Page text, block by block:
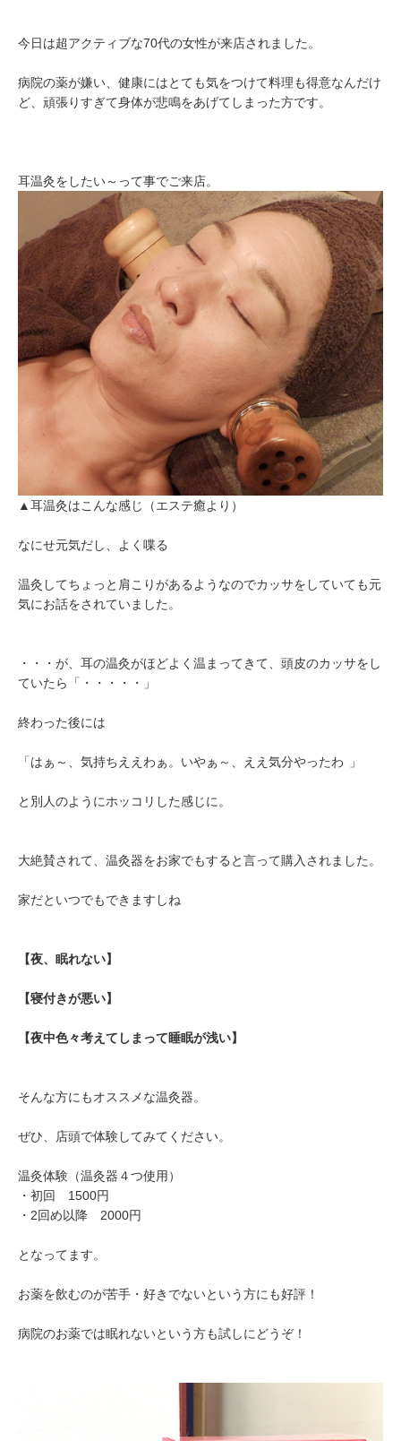
今日は超アクティブな70代の女性が来店されました。
病院の薬が嫌い、健康にはとても気をつけて料理も得意なんだけ
ど、頑張りすぎて身体が悲鳴をあげてしまった方です。
耳温灸をしたい～って事でご来店。
▲耳温灸はこんな感じ（エステ癒より）
なにせ元気だし、よく喋る
温灸してちょっと肩こりがあるようなのでカッサをしていても元
気にお話をされていました。
・・・が、耳の温灸がほどよく温まってきて、頭皮のカッサをし
ていたら「・・・・・」
終わった後には
「はぁ～、気持ちええわぁ。いやぁ～、ええ気分やったわ 」
と別人のようにホッコリした感じに。
大絶賛されて、温灸器をお家でもすると言って購入されました。
家だといつでもできますしね
【夜、眠れない】
【寝付きが悪い】
【夜中色々考えてしまって睡眠が浅い】
そんな方にもオススメな温灸器。
ぜひ、店頭で体験してみてください。
温灸体験（温灸器４つ使用）
・初回 1500円
・2回め以降 2000円
となってます。
お薬を飲むのが苦手・好きでないという方にも好評！
病院のお薬では眠れないという方も試しにどうぞ！